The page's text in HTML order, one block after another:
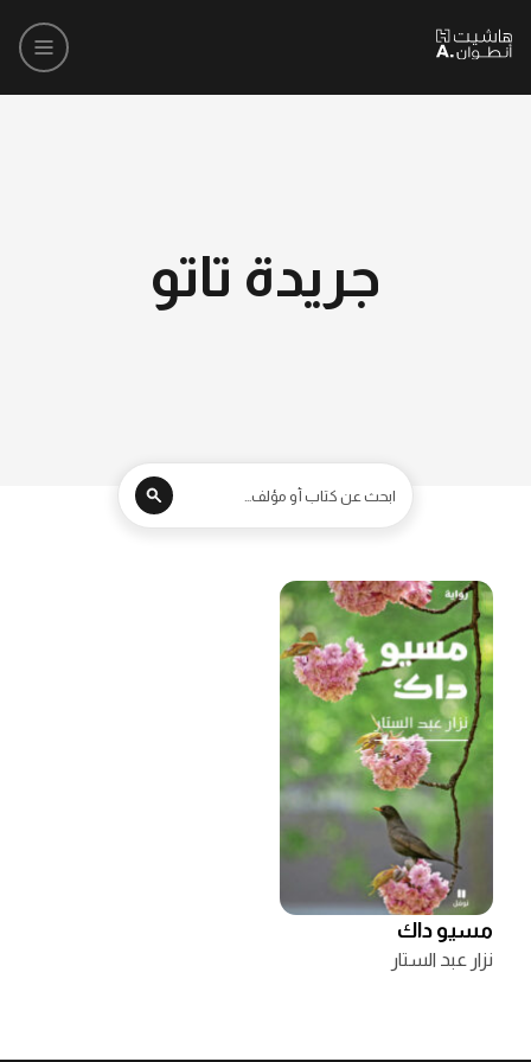
جريدة تاتو
مسيو داك
نزار عبد الستار